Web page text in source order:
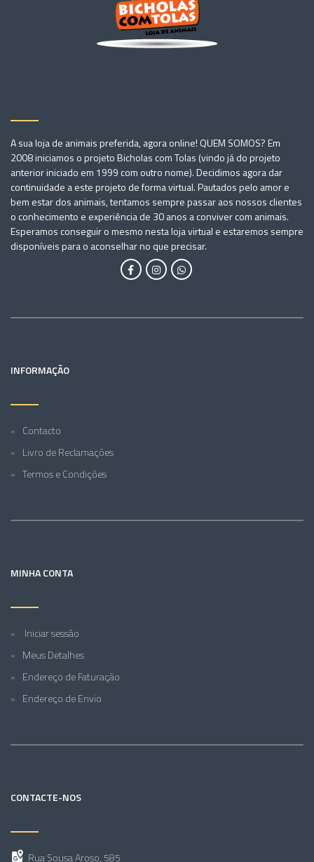
A sua loja de animais preferida, agora online! QUEM SOMOS? Em
2008 iniciamos o projeto Bicholas com Tolas (vindo já do projeto
anterior iniciado em 1999 com outro nome). Decidimos agora dar
continuidade a este projeto de forma virtual. Pautados pelo amor e
bem estar dos animais, tentamos sempre passar aos nossos clientes
o conhecimento e experiência de 30 anos a conviver com animais.
Esperamos conseguir o mesmo nesta loja virtual e estaremos sempre
disponíveis para o aconselhar no que precisar.
INFORMAÇÃO
Contacto
Livro de Reclamações
Termos e Condições
MINHA CONTA
Iniciar sessão
Meus Detalhes
Endereço de Faturação
Endereço de Envio
CONTACTE-NOS
Rua Sousa Aroso, 585